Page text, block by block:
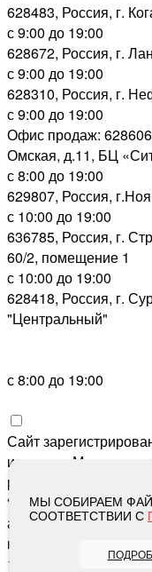
628483, Россия, г.
с 9:00 до 19:00
628672, Россия, г.
с 9:00 до 19:00
628310, Россия, г.
с 9:00 до 19:00
Офис продаж:
Омская, д.11, БЦ
с 8:00 до 19:00
629807, Россия,
с 10:00 до 19:00
636785, Россия, г.
60/2, помещение 1
с 10:00 до 19:00
628418, Россия, г.
"Центральный"
с 8:00 до 19:00
Сайт
издание «Метросеть»
регистрации СМИ
“Метросеть“,
адрес электронной
номер телефона
16+
МЫ СОБИРАЕМ
СООТВЕТСТВИИ С